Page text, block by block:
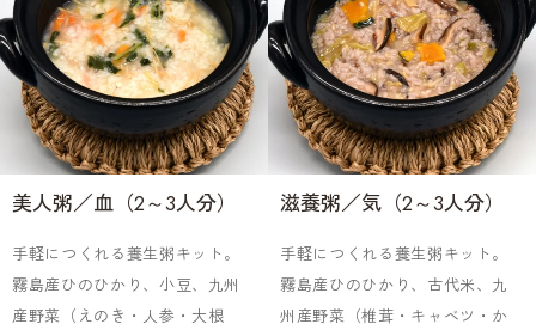
美人粥／血（2～3人分）
手軽につくれる養生粥キット。
霧島産ひのひかり、小豆、九州
産野菜（えのき・人参・大根
滋養粥／気（2～3人分）
手軽につくれる養生粥キット。
霧島産ひのひかり、古代米、九
州産野菜（椎茸・キャベツ・か